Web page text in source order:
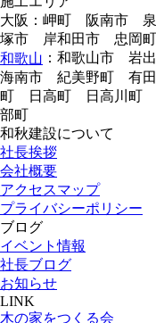
大阪：岬町 阪南市
塚市 岸和田市 忠岡
和歌山 ：和歌山市 岩
海南市 紀美野町 有
町 日高町 日高川町
部町
和秋建設について
社長挨拶
会社概要
アクセスマップ
プライバシーポリシー
ブログ
イベント情報
社長ブログ
お知らせ
LINK
木の家をつくる会